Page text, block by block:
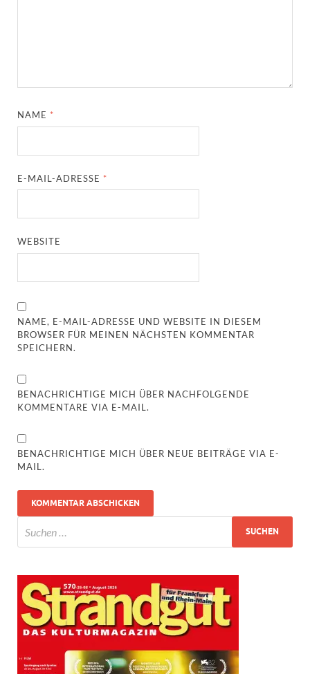
NAME *
E-MAIL-ADRESSE *
WEBSITE
NAME, E-MAIL-ADRESSE UND WEBSITE IN DIESEM
BROWSER FÜR MEINEN NÄCHSTEN KOMMENTAR
SPEICHERN.
BENACHRICHTIGE MICH ÜBER NACHFOLGENDE
KOMMENTARE VIA E-MAIL.
BENACHRICHTIGE MICH ÜBER NEUE BEITRÄGE VIA E-
MAIL.